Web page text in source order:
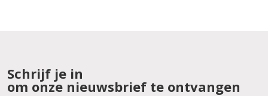
Schrijf je in
om onze nieuwsbrief te ontvangen